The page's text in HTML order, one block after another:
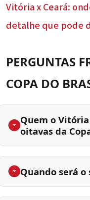
Vitória x Ceará:
detalhe que pode
PERGUNTAS
COPA DO
Quem o
oitavas da
Quando será